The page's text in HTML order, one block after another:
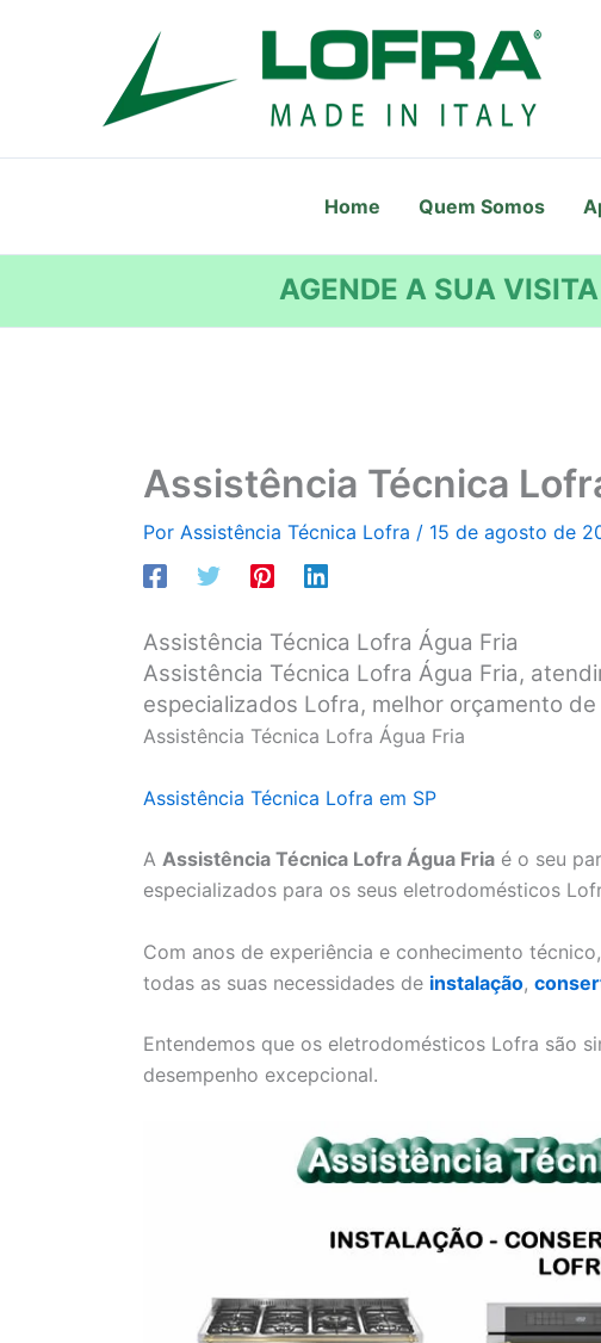
Home Quem Somos
AGENDE A SUA
Assistência Técnica
Por Assistência Técnica Lofra / 15 de agosto de
Assistência Técnica Lofra Água Fria
Assistência Técnica Lofra Água Fria,
especializados Lofra, melhor orçamento
Assistência Técnica Lofra Água Fria
Assistência Técnica Lofra em SP
A Assistência Técnica Lofra Água Fria é o seu
especializados para os seus eletrodomésticos
Com anos de experiência e conhecimento
todas as suas necessidades de instalação,
Entendemos que os eletrodomésticos Lofra são
desempenho excepcional.